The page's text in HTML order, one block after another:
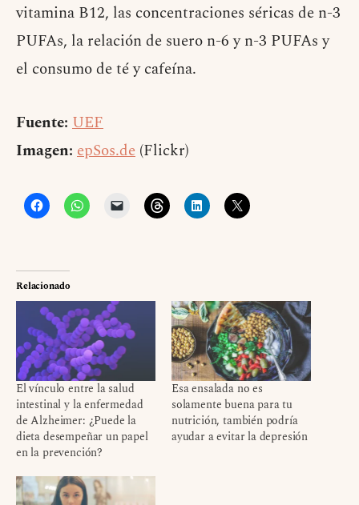
vitamina B12, las concentraciones séricas de n-3
PUFAs, la relación de suero n-6 y n-3 PUFAs y
el consumo de té y cafeína.
Fuente: UEF
Imagen: epSos.de (Flickr)
Relacionado
El vínculo entre la salud
intestinal y la enfermedad
de Alzheimer: ¿Puede la
dieta desempeñar un papel
en la prevención?
Esa ensalada no es
solamente buena para tu
nutrición, también podría
ayudar a evitar la depresión